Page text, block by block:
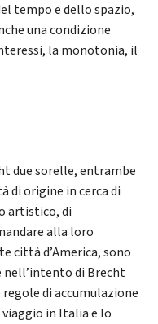
tempo e dello spazio,
una condizione
la monotonia, il
due sorelle, entrambe
di origine in cerca di
artistico, di
alla loro
città d’America, sono
nell’intento di Brecht
di accumulazione
in Italia e lo